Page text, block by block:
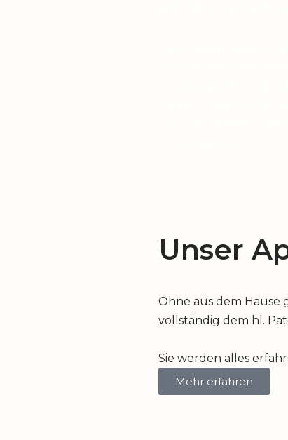
Unser
Ohne aus dem Hause
vollständig dem hl.
Sie werden alles
Mehr erfahren